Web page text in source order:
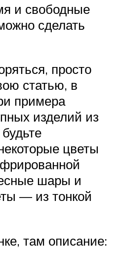
и свободные
сделать
просто
статью, в
примера
изделий из
цветы
шары и
— из тонкой
там описание: